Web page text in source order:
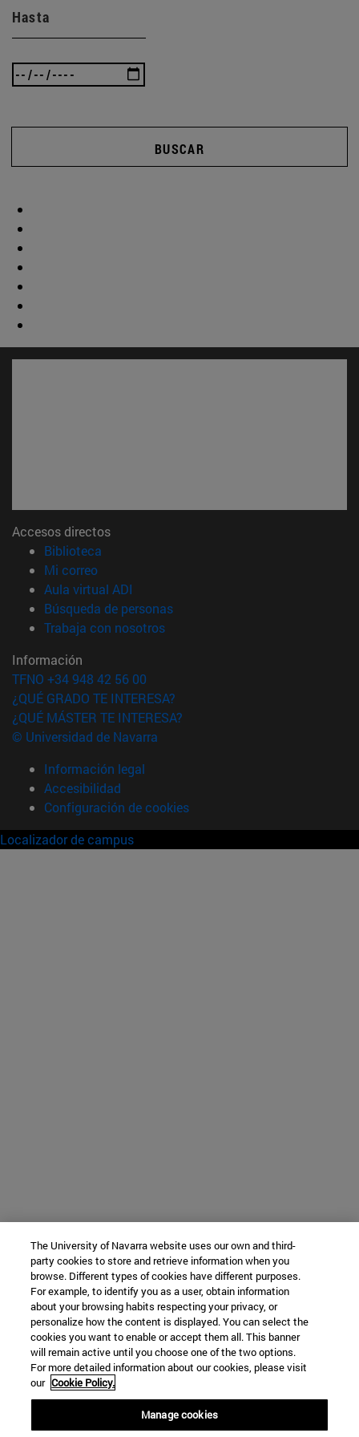
Hasta
BUSCAR
Accesos directos
Biblioteca
Mi correo(abre en nueva ventana)
Aula virtual ADI
Búsqueda de personas(abre en nueva ventana)
Trabaja con nosotros(abre en nueva ventana)
Información
TFNO +34 948 42 56 00
¿QUÉ GRADO TE INTERESA?
¿QUÉ MÁSTER TE INTERESA?
© Universidad de Navarra
Información legal
Accesibilidad
Configuración de cookies
Localizador de campus
The University of Navarra website uses our own and third-
party cookies to store and retrieve information when you
browse. Different types of cookies have different purposes.
For example, to identify you as a user, obtain information
about your browsing habits respecting your privacy, or
personalize how the content is displayed. You can select the
cookies you want to enable or accept them all. This banner
will remain active until you choose one of the two options.
For more detailed information about our cookies, please visit
our Cookie Policy.
Manage cookies